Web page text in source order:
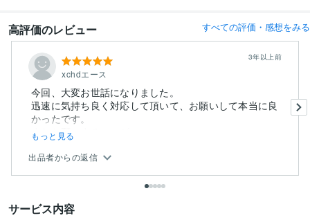
高評価のレビュー すべての評価・感想をみる
xchdエース
3年以上前
今回、大変お世話になりました。
迅速に気持ち良く対応して頂いて、お願いして本当に良
かったです。
またお願いすることが...
もっと見る
出品者からの返信
サービス内容